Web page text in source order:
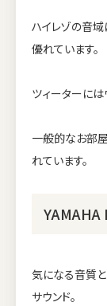
ハイレゾの音域
優れています。
ツィーターには
一般的なお部
れています。
YAMAHA
気になる音質
サウンド。